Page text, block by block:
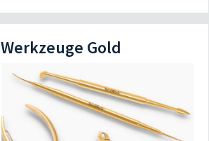
Werkzeuge Gold